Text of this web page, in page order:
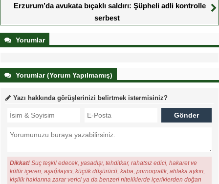
Erzurum’da avukata bıçaklı saldırı: Şüpheli adli kontrolle
serbest
Yorumlar
Yorumlar (Yorum Yapılmamış)
Yazı hakkında görüşlerinizi belirtmek istermisiniz?
Dikkat! Suç teşkil edecek, yasadışı, tehditkar, rahatsız edici, hakaret ve
küfür içeren, aşağılayıcı, küçük düşürücü, kaba, pornografik, ahlaka aykırı,
kişilik haklarına zarar verici ya da benzeri niteliklerde içeriklerden doğan